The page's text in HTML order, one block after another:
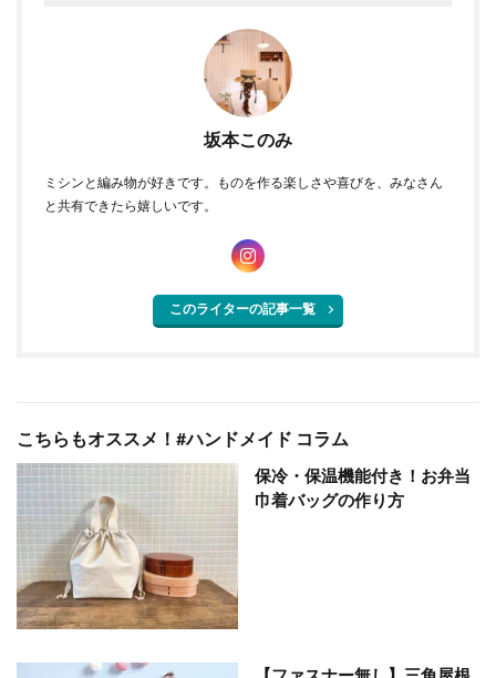
坂本このみ
ミシンと編み物が好きです。ものを作る楽しさや喜びを、みなさん
と共有できたら嬉しいです。
このライターの記事一覧
こちらもオススメ！#ハンドメイド コラム
保冷・保温機能付き！お弁当
巾着バッグの作り方